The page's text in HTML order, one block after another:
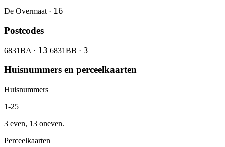
De Overmaat · 16
Postcodes
6831BA · 13 6831BB · 3
Huisnummers en perceelkaarten
Huisnummers
1-25
3 even, 13 oneven.
Perceelkaarten